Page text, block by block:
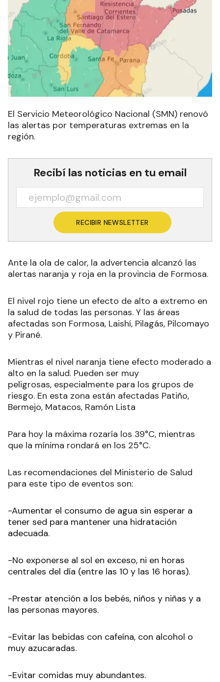
El Servicio Meteorológico Nacional (SMN) renovó
las alertas por temperaturas extremas en la
región.
Recibí las noticias en tu email
RECIBIR NEWSLETTER
Ante la ola de calor, la advertencia alcanzó las
alertas naranja y roja en la provincia de Formosa.
El nivel rojo tiene un efecto de alto a extremo en
la salud de todas las personas. Y las áreas
afectadas son Formosa, Laishí, Pilagás, Pilcomayo
y Pirané.
Mientras el nivel naranja tiene efecto moderado a
alto en la salud. Pueden ser muy
peligrosas, especialmente para los grupos de
riesgo. En esta zona están afectadas Patiño,
Bermejo, Matacos, Ramón Lista
Para hoy la máxima rozaría los 39°C, mientras
que la mínima rondará en los 25°C.
Las recomendaciones del Ministerio de Salud
para este tipo de eventos son:
-Aumentar el consumo de agua sin esperar a
tener sed para mantener una hidratación
adecuada.
-No exponerse al sol en exceso, ni en horas
centrales del día (entre las 10 y las 16 horas).
-Prestar atención a los bebés, niños y niñas y a
las personas mayores.
-Evitar las bebidas con cafeína, con alcohol o
muy azucaradas.
-Evitar comidas muy abundantes.